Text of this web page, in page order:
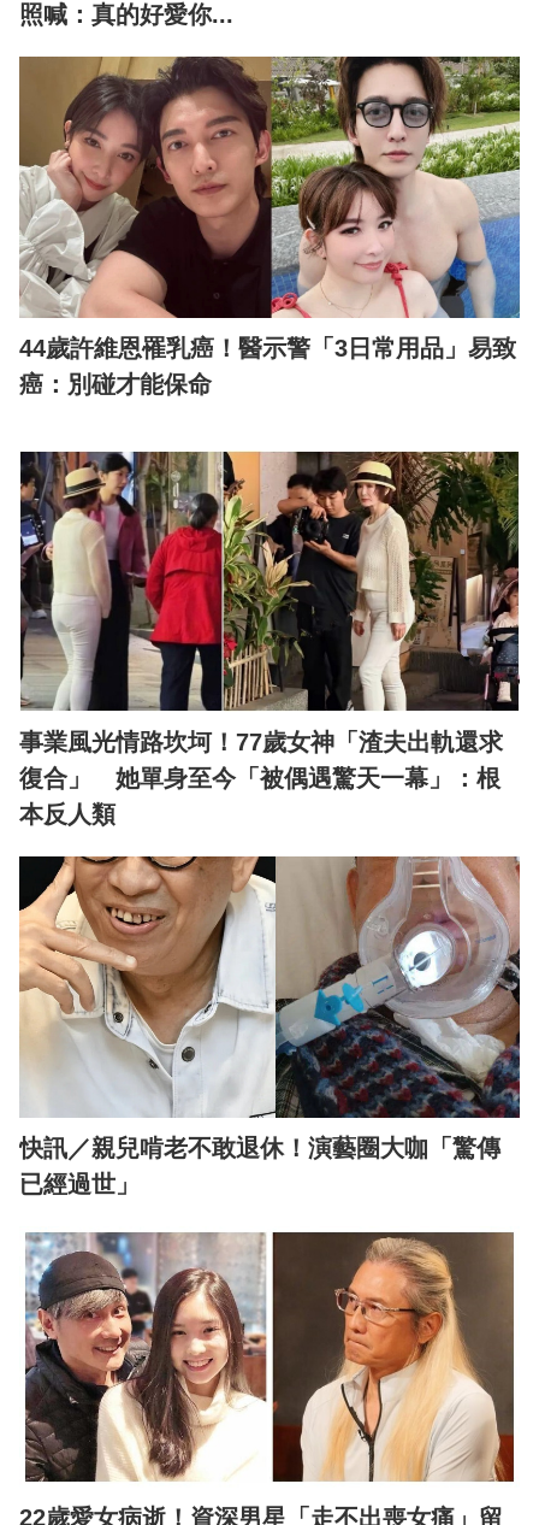
照喊：真的好愛你...
44歲許維恩罹乳癌！醫示警「3日常用品」易致
癌：別碰才能保命
事業風光情路坎坷！77歲女神「渣夫出軌還求
復合」 她單身至今「被偶遇驚天一幕」：根
本反人類
快訊／親兒啃老不敢退休！演藝圈大咖「驚傳
已經過世」
22歲愛女病逝！資深男星「走不出喪女痛」留